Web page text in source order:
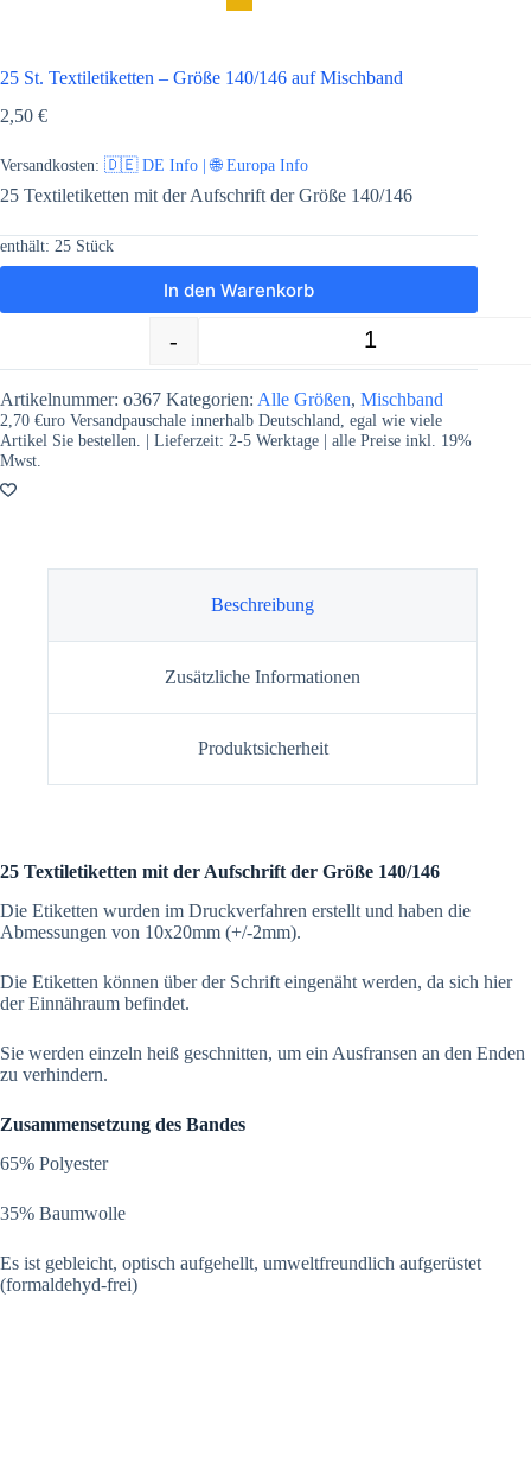
25 St. Textiletiketten – Größe 140/146 auf Mischband
2,50 €
Versandkosten: 🇩🇪 DE Info | 🌐 Europa Info
25 Textiletiketten mit der Aufschrift der Größe 140/146
enthält: 25 Stück
25 St. Textiletiketten - Größe 140/146
-
In den Warenkorb
Artikelnummer: o367 Kategorien: Alle Größen, Mischband
2,70 €uro Versandpauschale innerhalb Deutschland, egal wie viele
Artikel Sie bestellen. | Lieferzeit: 2-5 Werktage | alle Preise inkl. 19%
Mwst.
Beschreibung
Zusätzliche Informationen
Produktsicherheit
25 Textiletiketten mit der Aufschrift der Größe 140/146
Die Etiketten wurden im Druckverfahren erstellt und haben die
Abmessungen von 10x20mm (+/-2mm).
Die Etiketten können über der Schrift eingenäht werden, da sich hier
der Einnähraum befindet.
Sie werden einzeln heiß geschnitten, um ein Ausfransen an den Enden
zu verhindern.
Zusammensetzung des Bandes
65% Polyester
35% Baumwolle
Es ist gebleicht, optisch aufgehellt, umweltfreundlich aufgerüstet
(formaldehyd-frei)